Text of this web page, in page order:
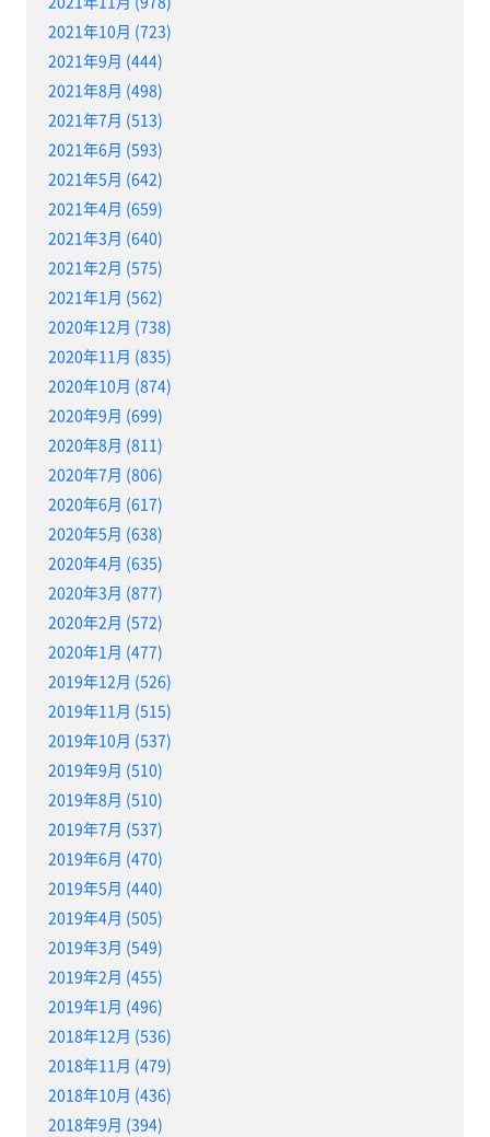
2021年10月 (723)
2021年9月 (444)
2021年8月 (498)
2021年7月 (513)
2021年6月 (593)
2021年5月 (642)
2021年4月 (659)
2021年3月 (640)
2021年2月 (575)
2021年1月 (562)
2020年12月 (738)
2020年11月 (835)
2020年10月 (874)
2020年9月 (699)
2020年8月 (811)
2020年7月 (806)
2020年6月 (617)
2020年5月 (638)
2020年4月 (635)
2020年3月 (877)
2020年2月 (572)
2020年1月 (477)
2019年12月 (526)
2019年11月 (515)
2019年10月 (537)
2019年9月 (510)
2019年8月 (510)
2019年7月 (537)
2019年6月 (470)
2019年5月 (440)
2019年4月 (505)
2019年3月 (549)
2019年2月 (455)
2019年1月 (496)
2018年12月 (536)
2018年11月 (479)
2018年10月 (436)
2018年9月 (394)